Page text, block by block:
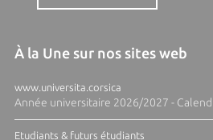
À la Une sur nos sites web
www.universita.corsica
Année universitaire 2026/2027 -
Etudiants & futurs étudiants